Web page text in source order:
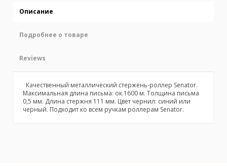
Описание
Подробнее о товаре
Reviews
Качественный металлический стержень-роллер Senator.
Максимальная длина письма: ок.1600 м. Толщина письма
0,5 мм. Длина стержня 111 мм. Цвет чернил: синий или
черный. Подходит ко всем ручкам роллерам Senator.